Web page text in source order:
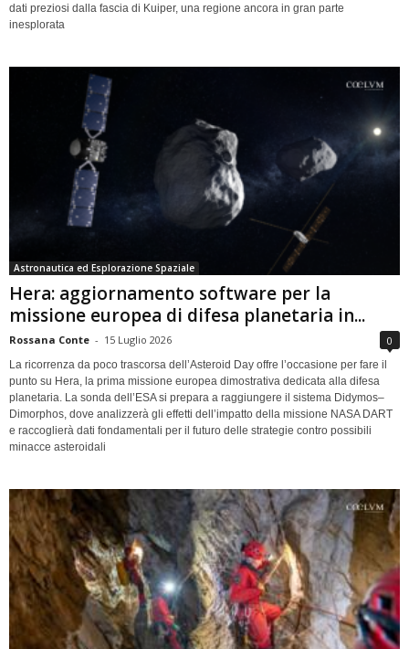
dati preziosi dalla fascia di Kuiper, una regione ancora in gran parte
inesplorata
Astronautica ed Esplorazione Spaziale
Hera: aggiornamento software per la
missione europea di difesa planetaria in...
Rossana Conte - 15 Luglio 2026 0
La ricorrenza da poco trascorsa dell’Asteroid Day offre l’occasione per fare il
punto su Hera, la prima missione europea dimostrativa dedicata alla difesa
planetaria. La sonda dell’ESA si prepara a raggiungere il sistema Didymos–
Dimorphos, dove analizzerà gli effetti dell’impatto della missione NASA DART
e raccoglierà dati fondamentali per il futuro delle strategie contro possibili
minacce asteroidali